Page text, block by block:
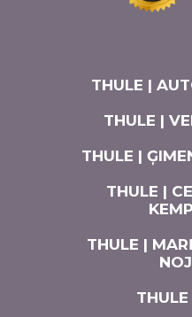
THULE |
THULE |
THULE |
THULE |
THULE |